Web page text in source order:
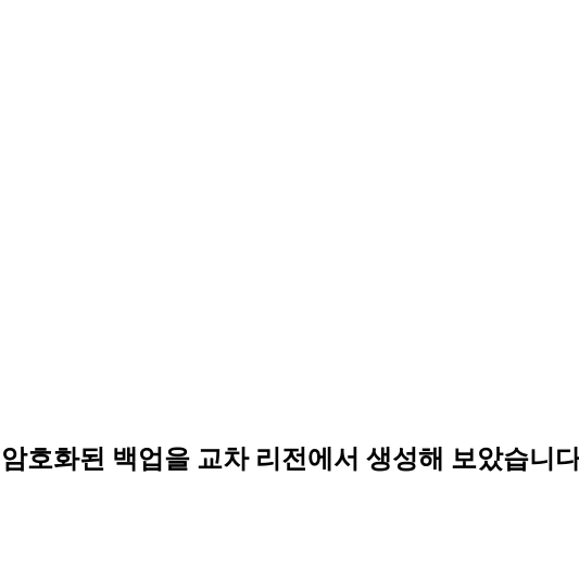
호화된 백업을 교차 리전에서 생성해 보았습니